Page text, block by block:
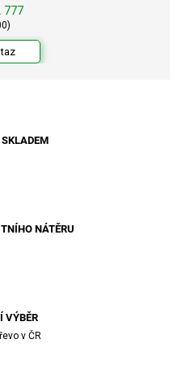
777
NÁTĚRU
VÝBĚR
v ČR